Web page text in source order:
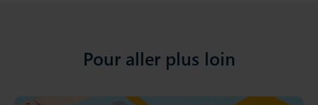
Pour aller plus loin